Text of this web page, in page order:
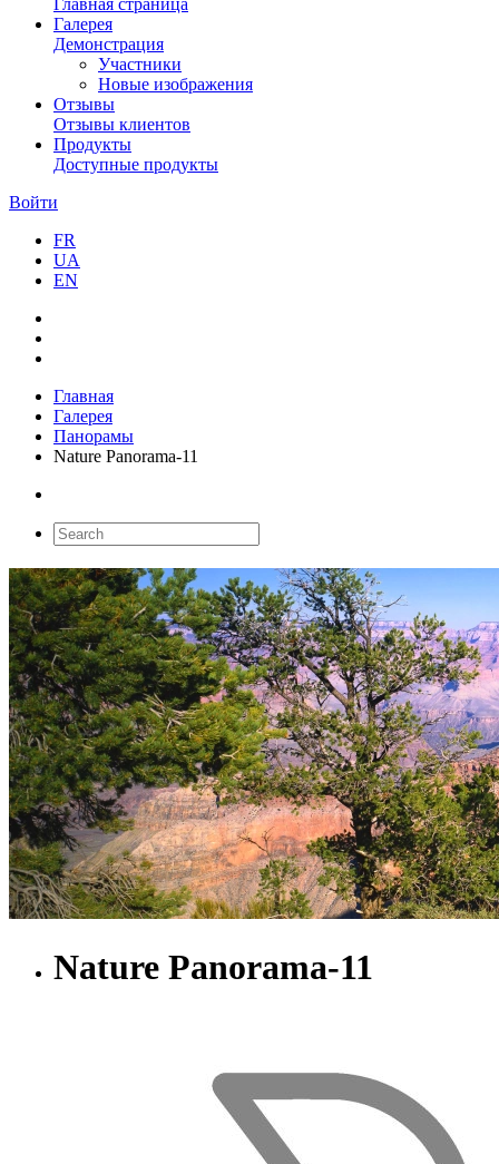
Галерея
Демонстрация
Участники
Новые изображения
Отзывы
Отзывы клиентов
Продукты
Доступные продукты
Войти
FR
UA
EN
Главная
Галерея
Панорамы
Nature Panorama-11
Nature Panorama-11